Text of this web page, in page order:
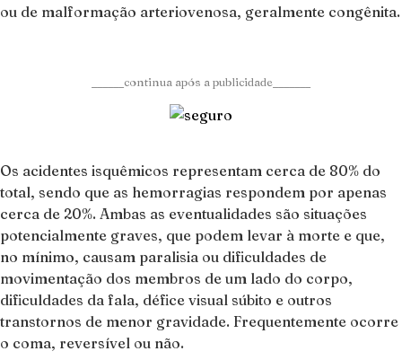
ou de malformação arteriovenosa, geralmente congênita.
______continua após a publicidade_______
Os acidentes isquêmicos representam cerca de 80% do
total, sendo que as hemorragias respondem por apenas
cerca de 20%. Ambas as eventualidades são situações
potencialmente graves, que podem levar à morte e que,
no mínimo, causam paralisia ou dificuldades de
movimentação dos membros de um lado do corpo,
dificuldades da fala, défice visual súbito e outros
transtornos de menor gravidade. Frequentemente ocorre
o coma, reversível ou não.